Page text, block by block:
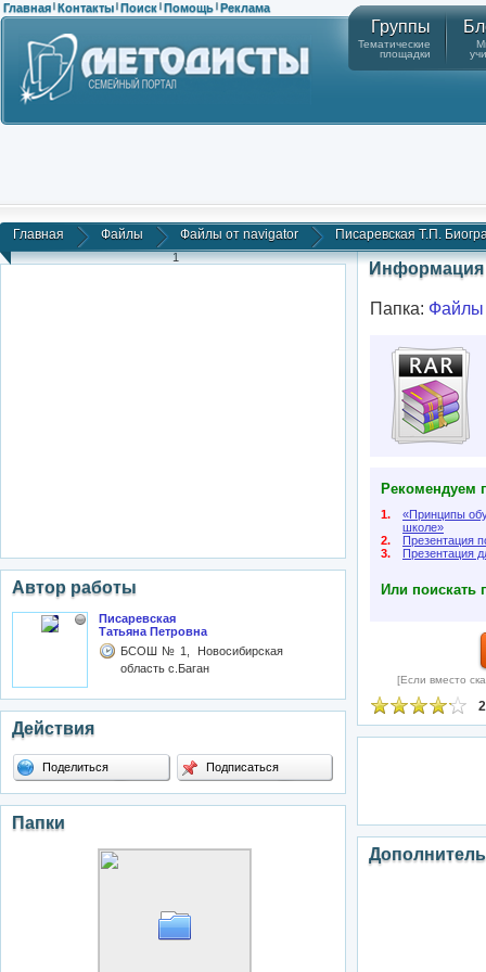
Главная | Контакты | Поиск | Помощь | Реклама
Группы
Тематические
площадки
Главная Файлы Файлы от navigator Писаревская Т.П.
1
Автор работы
Писаревская
Татьяна Петровна
БСОШ№1, Новосибирская
область с.Баган
Действия
Поделиться Подписаться
Папки
Информация
Папка: Файлы
Рекомендуем
1.
«Принципы
школе»
2.
Презентация
3.
Презентация
Или поискать
[Если вместо